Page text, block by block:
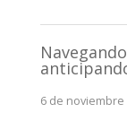
6 de noviembre